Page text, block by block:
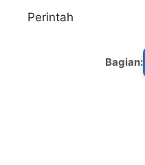
Perintah
Bagian: